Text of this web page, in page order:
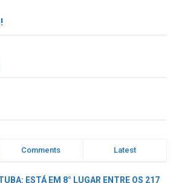
Comments Latest
ESTÁ EM 8° LUGAR ENTRE OS 217